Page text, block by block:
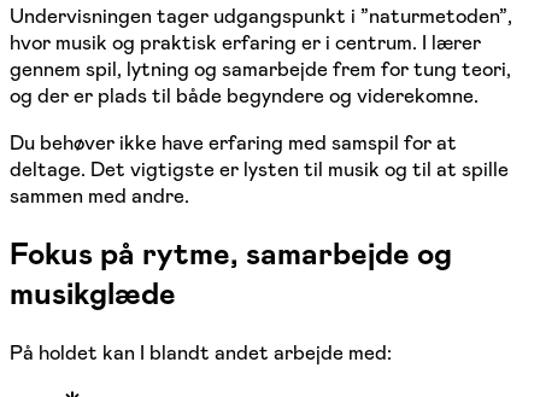
Undervisningen tager udgangspunkt i ”naturmetoden”,
hvor musik og praktisk erfaring er i centrum. I lærer
gennem spil, lytning og samarbejde frem for tung teori,
og der er plads til både begyndere og viderekomne.
Du behøver ikke have erfaring med samspil for at
deltage. Det vigtigste er lysten til musik og til at spille
sammen med andre.
Fokus på rytme, samarbejde og
musikglæde
På holdet kan I blandt andet arbejde med: